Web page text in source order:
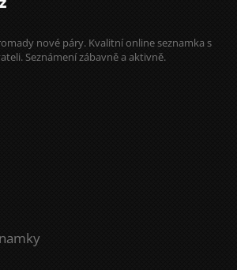
nové páry. Kvalitní online seznamka s
Seznámení zábavně a aktivně.